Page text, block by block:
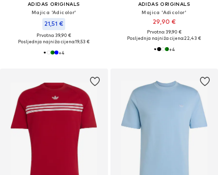
ADIDAS ORIGINALS
Majica 'Adicolor'
21,51 €
Prvotno: 39,90 €
Posljednja najniža cijena:19,53 €
+4
ADIDAS ORIGINALS
Majica 'Adicolor'
29,90 €
Prvotno: 39,90 €
Posljednja najniža cijena:22,43 €
+4